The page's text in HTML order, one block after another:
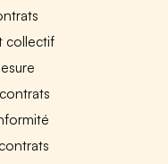
collectif